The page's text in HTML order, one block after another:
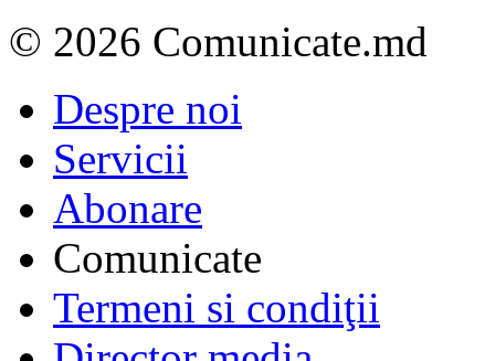
© 2026 Comunicate.md
Despre noi
Servicii
Abonare
Comunicate
Termeni si condiţii